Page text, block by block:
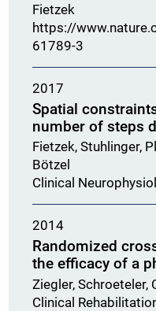
Fietzek
https://
61789-3
2017
Spatial
number of steps
Fietzek, Stuhlinger,
Bötzel
Clinical
2014
Randomized
the efficacy of a
Ziegler, Schroeteler,
Clinical